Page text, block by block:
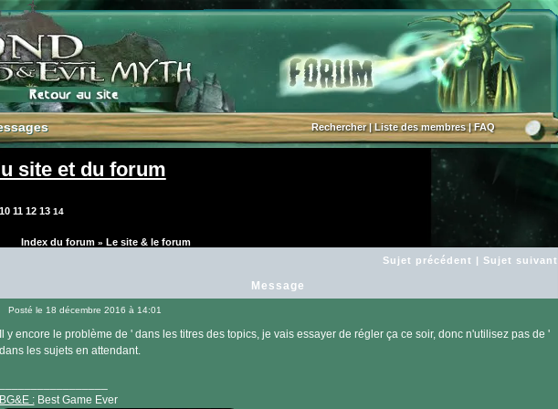
Rechercher|Liste des membres|FAQ
site et du forum
10 11 12 13 14
Index du forum» Le site & le forum
Sujet précédent | Sujet suivant
Message
Posté le 18 décembre 2016 à 14:01
Il y encore le problème de ' dans les titres des topics, je vais essayer de régler ça ce soir, donc n'utilisez pas de '
dans les sujets en attendant.
BG&E :Best Game Ever